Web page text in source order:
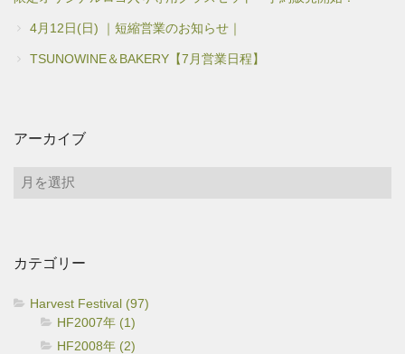
4月12日(日) ｜短縮営業のお知らせ｜
TSUNOWINE＆BAKERY【7月営業日程】
アーカイブ
ア
ブ
カテゴリー
Harvest Festival (97)
HF2007年 (1)
HF2008年 (2)